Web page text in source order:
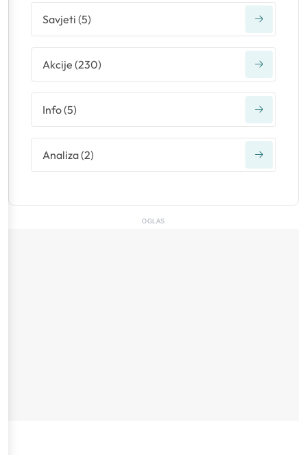
Savjeti (5)
Akcije (230)
Info(5)
Analiza(2)
OGLAS